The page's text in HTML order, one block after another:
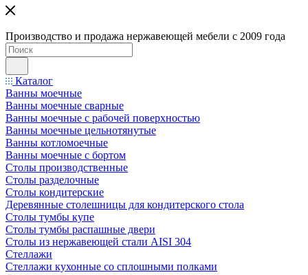
Производство и продажа нержавеющей мебели с 2009 года
Каталог
Ванны моечные
Ванны моечные сварные
Ванны моечные с рабочей поверхностью
Ванны моечные цельнотянутые
Ванны котломоечные
Ванны моечные с бортом
Столы производственные
Столы разделочные
Столы кондитерские
Деревянные столешницы для кондитерского стола
Столы тумбы купе
Столы тумбы распашные двери
Столы из нержавеющей стали AISI 304
Стеллажи
Стеллажи кухонные со сплошными полками